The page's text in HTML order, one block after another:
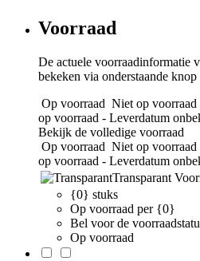
Voorraad
De actuele voorraadinformatie
bekeken via onderstaande knop
Op voorraad Niet op voorraad
op voorraad - Leverdatum
Bekijk de volledige voorraad
Op voorraad Niet op voorraad
op voorraad - Leverdatum
Transparant
{0} stuks
Op voorraad per {0}
Bel voor de
Op voorraad